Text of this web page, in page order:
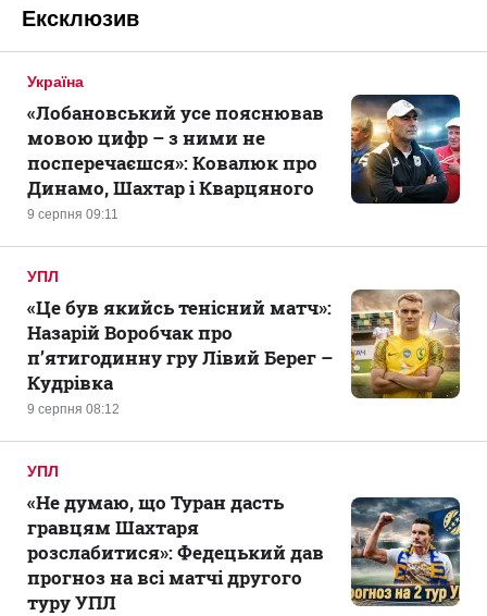
Ексклюзив
Україна
9 серпня 09:11
«Лобановський усе пояснював
мовою цифр – з ними не
посперечаєшся»: Ковалюк про
Динамо, Шахтар і Кварцяного
УПЛ
9 серпня 08:12
«Це був якийсь тенісний матч»:
Назарій Воробчак про
п’ятигодинну гру Лівий Берег –
Кудрівка
УПЛ
«Не думаю, що Туран дасть
гравцям Шахтаря
розслабитися»: Федецький дав
прогноз на всі матчі другого
туру УПЛ